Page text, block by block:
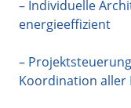
– Individuelle
energieeffizient
–
Koordination aller